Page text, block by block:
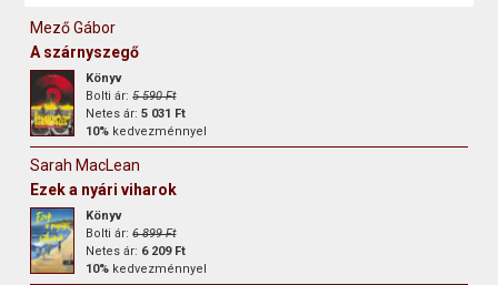
Mező Gábor
A szárnyszegő
Könyv
Bolti ár:5 590 Ft
Netes ár:5 031 Ft
10% kedvezménnyel
Sarah MacLean
Ezek a nyári viharok
Könyv
Bolti ár:6 899 Ft
Netes ár: 6 209 Ft
10% kedvezménnyel